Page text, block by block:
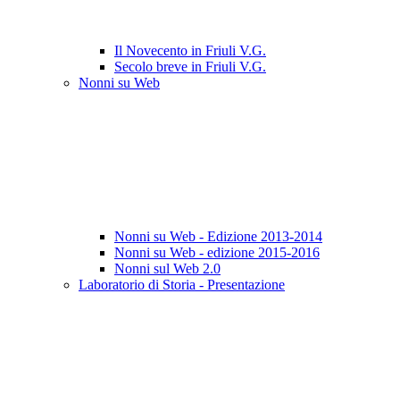
Il Novecento in Friuli V.G.
Secolo breve in Friuli V.G.
Nonni su Web
Nonni su Web - Edizione 2013-2014
Nonni su Web - edizione 2015-2016
Nonni sul Web 2.0
Laboratorio di Storia - Presentazione